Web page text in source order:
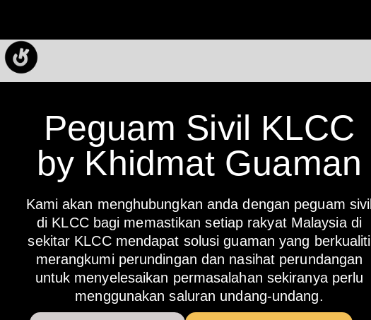
Peguam Sivil KLCC
by Khidmat Guaman
Kami akan menghubungkan anda dengan peguam sivil
di KLCC bagi memastikan setiap rakyat Malaysia di
sekitar KLCC mendapat solusi guaman yang berkualiti
merangkumi perundingan dan nasihat perundangan
untuk menyelesaikan permasalahan sekiranya perlu
menggunakan saluran undang-undang.